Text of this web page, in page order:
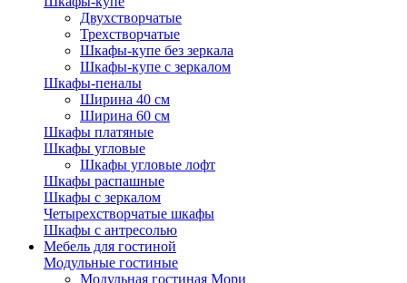
Двухстворчатые
Трехстворчатые
Шкафы-купе без зеркала
Шкафы-купе с зеркалом
Шкафы-пеналы
Ширина 40 см
Ширина 60 см
Шкафы платяные
Шкафы угловые
Шкафы угловые лофт
Шкафы распашные
Шкафы с зеркалом
Четырехстворчатые шкафы
Шкафы с антресолью
Мебель для гостиной
Модульные гостиные
Модульная гостиная Мори